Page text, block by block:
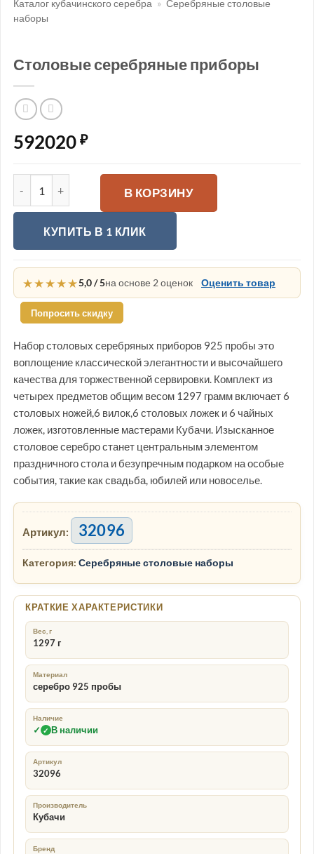
Каталог кубачинского серебра » Серебряные столовые
наборы
Столовые серебряные приборы
592020 ₽
В КОРЗИНУ
КУПИТЬ В 1 КЛИК
★★★★★5,0 / 5на основе 2 оценок Оценить товар
Попросить скидку
Набор столовых серебряных приборов 925 пробы это
воплощение классической элегантности и высочайшего
качества для торжественной сервировки. Комплект из
четырех предметов общим весом 1297 грамм включает 6
столовых ножей,6 вилок,6 столовых ложек и 6 чайных
ложек, изготовленные мастерами Кубачи. Изысканное
столовое серебро станет центральным элементом
праздничного стола и безупречным подарком на особые
события, такие как свадьба, юбилей или новоселье.
Артикул: 32096
Категория: Серебряные столовые наборы
КРАТКИЕ ХАРАКТЕРИСТИКИ
Вес, г
1297 г
Материал
серебро 925 пробы
Наличие
✓ ✓ В наличии
Артикул
32096
Производитель
Кубачи
Бренд